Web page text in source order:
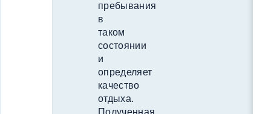
пребывания
в
таком
состоянии
и
определяет
качество
отдыха.